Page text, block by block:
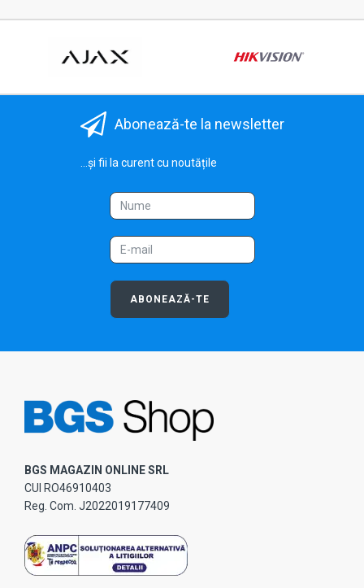
Abonează-te la newsletter
...și fii la curent cu noutățile
ABONEAZĂ-TE
BGS MAGAZIN ONLINE SRL
CUI RO46910403
Reg. Com. J2022019177409